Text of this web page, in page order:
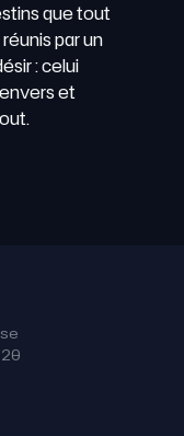
que tout
par un
: celui
envers et